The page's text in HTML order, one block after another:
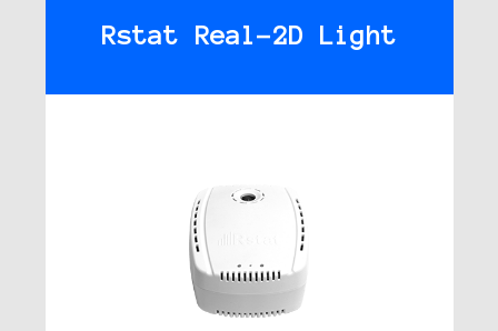
Rstat Real-2D Light